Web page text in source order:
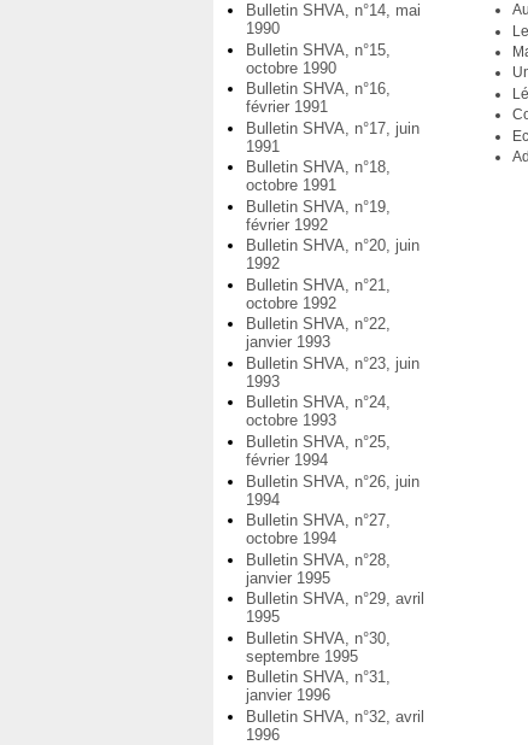
Bulletin SHVA, n°14, mai
1990
Bulletin SHVA, n°15,
octobre 1990
Bulletin SHVA, n°16,
février 1991
Bulletin SHVA, n°17, juin
1991
Bulletin SHVA, n°18,
octobre 1991
Bulletin SHVA, n°19,
février 1992
Bulletin SHVA, n°20, juin
1992
Bulletin SHVA, n°21,
octobre 1992
Bulletin SHVA, n°22,
janvier 1993
Bulletin SHVA, n°23, juin
1993
Bulletin SHVA, n°24,
octobre 1993
Bulletin SHVA, n°25,
février 1994
Bulletin SHVA, n°26, juin
1994
Bulletin SHVA, n°27,
octobre 1994
Bulletin SHVA, n°28,
janvier 1995
Bulletin SHVA, n°29, avril
1995
Bulletin SHVA, n°30,
septembre 1995
Bulletin SHVA, n°31,
janvier 1996
Bulletin SHVA, n°32, avril
1996